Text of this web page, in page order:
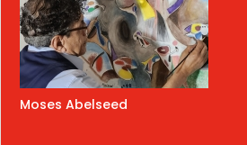
Moses Abelseed